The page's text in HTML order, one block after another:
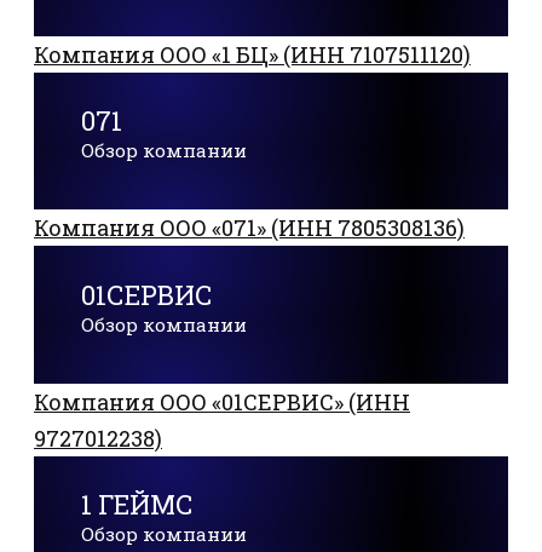
Компания ООО «1 БЦ» (ИНН 7107511120)
071
Обзор компании
Компания ООО «071» (ИНН 7805308136)
01СЕРВИС
Обзор компании
Компания ООО «01СЕРВИС» (ИНН
9727012238)
1 ГЕЙМС
Обзор компании